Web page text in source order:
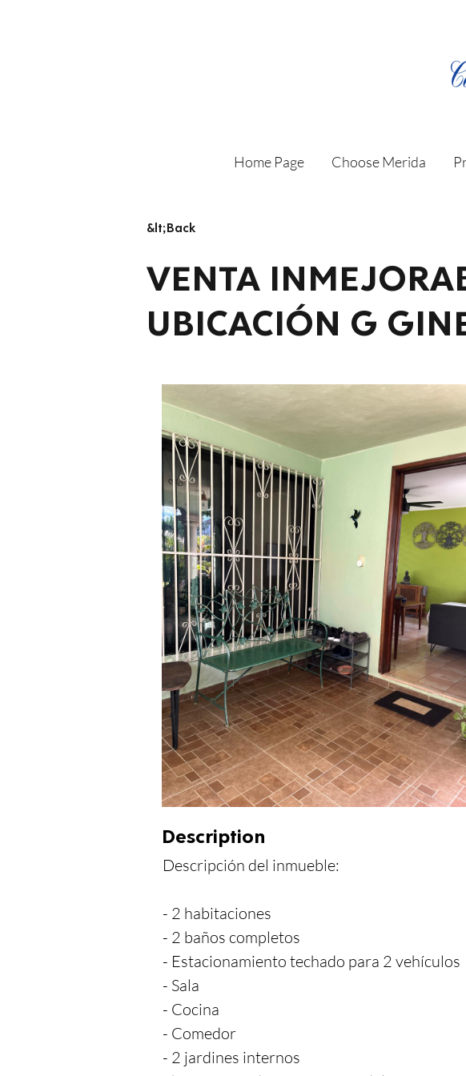
Home Page Choose Merida
&lt;Back
VENTA
UBICACIÓN G
Description
Descripción del inmueble:
- 2 habitaciones
- 2 baños completos
- Estacionamiento techado para 2 vehículos
- Sala
- Cocina
- Comedor
- 2 jardines internos